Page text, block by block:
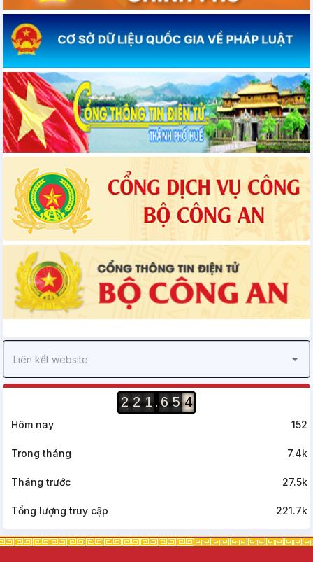
2 2 1 . 6 5 4
Hôm nay 152
Trong tháng 7.4k
Tháng trước 27.5k
Tổng lượng truy cập 221.7k